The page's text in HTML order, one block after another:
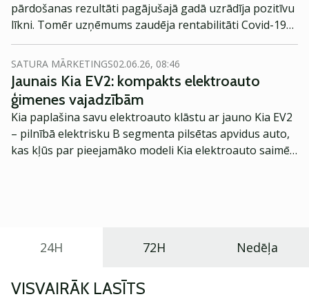
pārdošanas rezultāti pagājušajā gadā uzrādīja pozitīvu
līkni. Tomēr uzņēmums zaudēja rentabilitāti Covid-19
krīzes izraisītās pasažieru skaita samazināšanās dēļ.
Tāpat uzņēmumu ietekmēja straujais enerģijas cenu
kāpums un augstākas pamatlīdzekļu remonta
izmaksas.
SATURA MĀRKETINGS02.06.26, 08:46
Jaunais Kia EV2: kompakts elektroauto
ģimenes vajadzībām
Kia paplašina savu elektroauto klāstu ar jauno Kia EV2
– pilnībā elektrisku B segmenta pilsētas apvidus auto,
kas kļūs par pieejamāko modeli Kia elektroauto saimē
24H 72H Nedēļa
VISVAIRĀK LASĪTS